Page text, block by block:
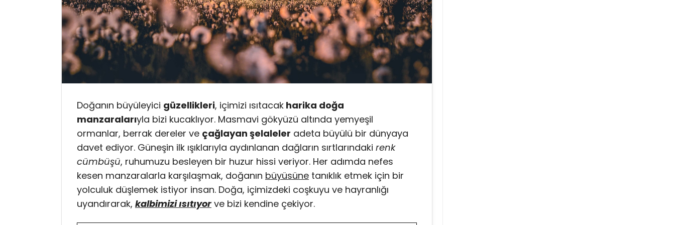
Doğanın büyüleyici güzellikleri, içimizi ısıtacak harika doğa
manzaralarıyla bizi kucaklıyor. Masmavi gökyüzü altında yemyeşil
ormanlar, berrak dereler ve çağlayan şelaleler adeta büyülü bir dünyaya
davet ediyor. Güneşin ilk ışıklarıyla aydınlanan dağların sırtlarındaki renk
cümbüşü, ruhumuzu besleyen bir huzur hissi veriyor. Her adımda nefes
kesen manzaralarla karşılaşmak, doğanın büyüsüne tanıklık etmek için bir
yolculuk düşlemek istiyor insan. Doğa, içimizdeki coşkuyu ve hayranlığı
uyandırarak, kalbimizi ısıtıyor ve bizi kendine çekiyor.